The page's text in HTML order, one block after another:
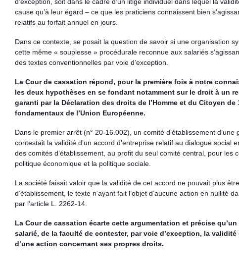
cause qu’à leur égard – ce que les praticiens connaissent bien
relatifs au forfait annuel en jours.
Dans ce contexte, se posait la question de savoir si une organisation
cette même « souplesse » procédurale reconnue aux salariés
des textes conventionnelles par voie d’exception.
La Cour de cassation répond, pour la première fois à notre
les deux hypothèses en se fondant notamment sur le droit à un
garanti par la Déclaration des droits de l’Homme et du Citoyen de
fondamentaux de l’Union Européenne.
Dans le premier arrêt (n° 20-16.002), un comité d’établissement d’une
contestait la validité d’un accord d’entreprise relatif au dialogue social
des comités d’établissement, au profit du seul comité central, pour les
politique économique et la politique sociale.
La société faisait valoir que la validité de cet accord ne pouvait plus
d’établissement, le texte n’ayant fait l’objet d’aucune action en nullité
par l’article L. 2262-14.
La Cour de cassation écarte cette argumentation et précise
salarié, de la faculté de contester, par voie d’exception, la validité
d’une action concernant ses propres droits.